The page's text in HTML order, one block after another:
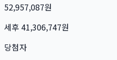
52,957,087원
세후 41,306,747원
당첨자